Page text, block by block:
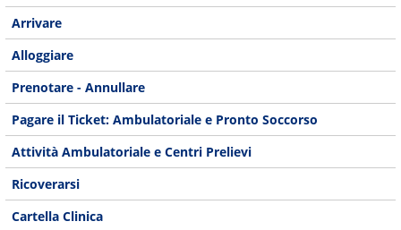
Arrivare
Alloggiare
Prenotare - Annullare
Pagare il Ticket: Ambulatoriale e Pronto Soccorso
Attività Ambulatoriale e Centri Prelievi
Ricoverarsi
Cartella Clinica